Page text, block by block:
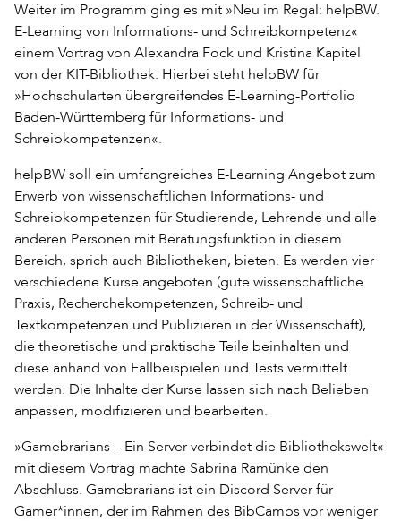
Weiter im Programm ging es mit »Neu im Regal: helpBW.
E-Learning von Informations- und Schreibkompetenz«
einem Vortrag von Alexandra Fock und Kristina Kapitel
von der KIT-Bibliothek. Hierbei steht helpBW für
»Hochschularten übergreifendes E-Learning-Portfolio
Baden-Württemberg für Informations- und
Schreibkompetenzen«.
helpBW soll ein umfangreiches E-Learning Angebot zum
Erwerb von wissenschaftlichen Informations- und
Schreibkompetenzen für Studierende, Lehrende und alle
anderen Personen mit Beratungsfunktion in diesem
Bereich, sprich auch Bibliotheken, bieten. Es werden vier
verschiedene Kurse angeboten (gute wissenschaftliche
Praxis, Recherchekompetenzen, Schreib- und
Textkompetenzen und Publizieren in der Wissenschaft),
die theoretische und praktische Teile beinhalten und
diese anhand von Fallbeispielen und Tests vermittelt
werden. Die Inhalte der Kurse lassen sich nach Belieben
anpassen, modifizieren und bearbeiten.
»Gamebrarians – Ein Server verbindet die Bibliothekswelt«
mit diesem Vortrag machte Sabrina Ramünke den
Abschluss. Gamebrarians ist ein Discord Server für
Gamer*innen, der im Rahmen des BibCamps vor weniger